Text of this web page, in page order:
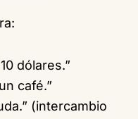
10 dólares.”
un café.”
(intercambio